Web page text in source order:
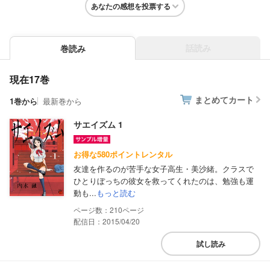
あなたの感想を投票する
巻読み
現在17巻
1巻から 最新巻から まとめてカート
サエイズム 1
お得な580ポイントレンタル
友達を作るのが苦手な女子高生・美沙緒。クラスで
ひとりぼっちの彼女を救ってくれたのは、勉強も運
動も...もっと読む
210
配信日：2015/04/20
試し読み